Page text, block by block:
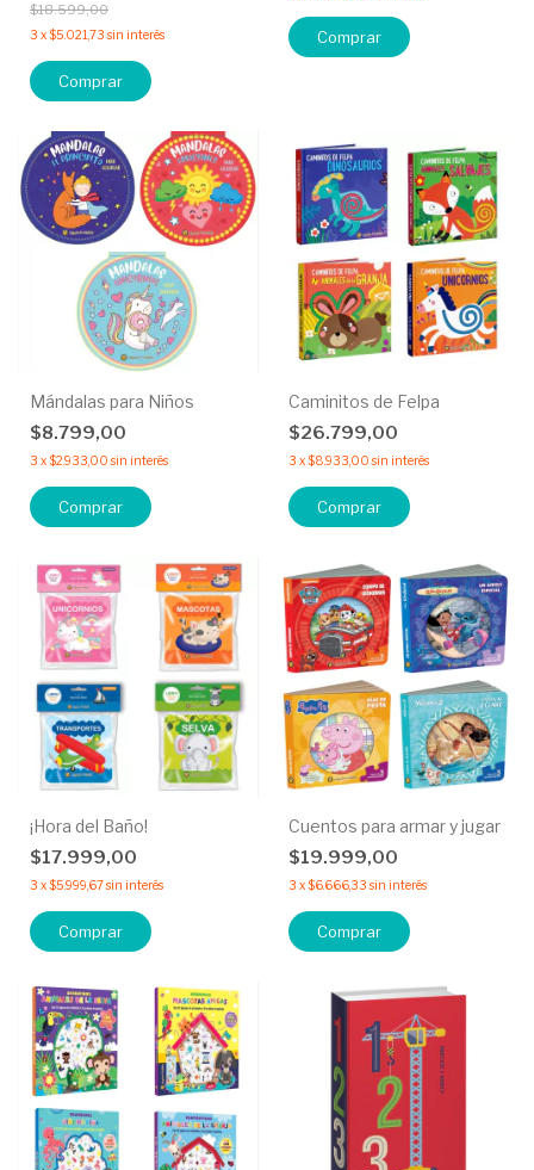
$18.599,00
3 x$5.021,73 sin interés
Comprar
Comprar
Mándalas para Niños
$8.799,00
3 x$2.933,00 sin interés
Comprar
Caminitos de Felpa
$26.799,00
3 x$8.933,00 sin interés
Comprar
¡Hora del Baño!
$17.999,00
3 x$5.999,67sin interés
Comprar
Cuentos para armar y jugar
$19.999,00
3 x$6.666,33 sin interés
Comprar